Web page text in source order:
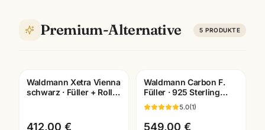
Premium-Alternative 5 PRODUKTE
Gravur
Waldmann Xetra Vienna
schwarz · Füller + Roller
412,00 €
Waldmann Carbon F.
Füller · 925 Sterling
Silber · Feder M/B
wählbar · 9496/9497
5.0(1)
549,00 €